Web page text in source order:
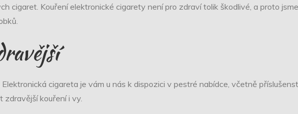
cigaret. Kouření elektronické cigarety není pro zdraví tolik škodlivé, a proto
Elektronická cigareta je vám u nás k dispozici v pestré nabídce, včetně
zdravější kouření i vy.